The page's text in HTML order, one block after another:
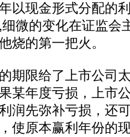
以现金形式分配的
微的变化在证监会
烧的第一把火。
限给了上市公司
某年度亏损，上市
润先弥补亏损，还
使原本赢利年份的